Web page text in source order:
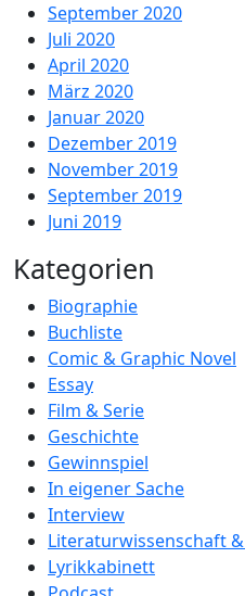
September 2020
Juli 2020
April 2020
März 2020
Januar 2020
Dezember 2019
November 2019
September 2019
Juni 2019
Kategorien
Biographie
Buchliste
Comic & Graphic Novel
Essay
Film & Serie
Geschichte
Gewinnspiel
In eigener Sache
Interview
Literaturwissenschaft
Lyrikkabinett